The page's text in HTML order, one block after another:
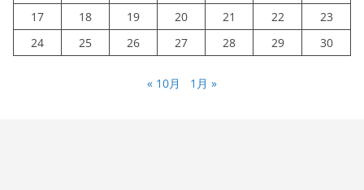
17
18 19 20 21 22
23
24
25 26 27 28 29 30
« 10月 1月 »